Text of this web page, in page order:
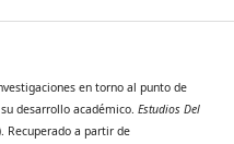
en torno al punto de
desarrollo académico. Estudios Del
Recuperado a partir de